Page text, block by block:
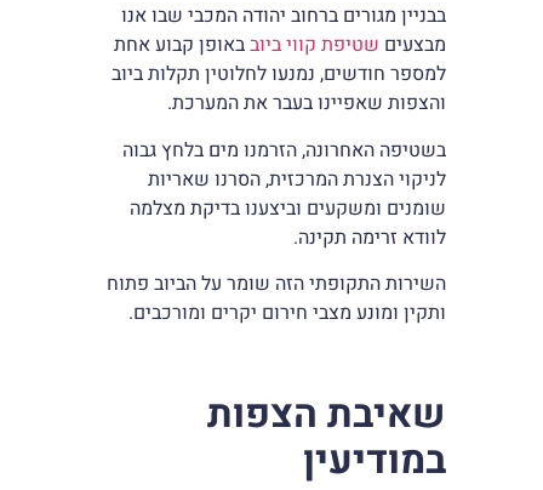
בבניין מגורים ברחוב יהודה המכבי שבו אנו
מבצעים שטיפת קווי ביובבאופן קבוע אחת
למספר חודשים, נמנעו לחלוטין תקלות ביוב
והצפות שאפיינו בעבר את המערכת.
בשטיפה האחרונה, הזרמנו מים בלחץ גבוה
לניקוי הצנרת המרכזית, הסרנו שאריות
שומנים ומשקעים וביצענו בדיקת מצלמה
לוודא זרימה תקינה.
השירות התקופתי הזה שומר על הביוב פתוח
ותקין ומונע מצבי חירום יקרים ומורכבים.
שאיבת הצפות
במודיעין